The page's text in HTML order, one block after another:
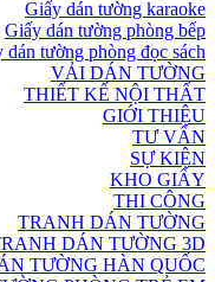
Giấy dán tường karaoke
Giấy dán tường phòng bếp
dán tường phòng đọc sách
VẢI DÁN TƯỜNG
THIẾT KẾ NỘI THẤT
GIỚI THIỆU
TƯ VẤN
SỰ KIỆN
KHO GIẤY
THI CÔNG
TRANH DÁN TƯỜNG
DÁN TƯỜNG 3D
TƯỜNG HÀN QUỐC